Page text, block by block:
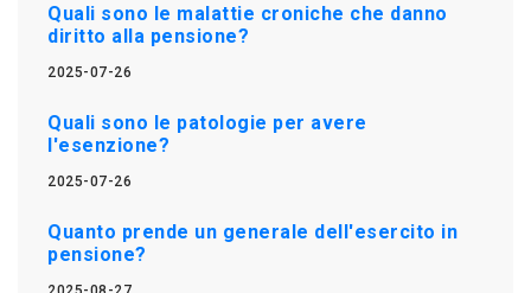
Quali sono le malattie croniche che danno
diritto alla pensione?
2025-07-26
Quali sono le patologie per avere
l'esenzione?
2025-07-26
Quanto prende un generale dell'esercito in
pensione?